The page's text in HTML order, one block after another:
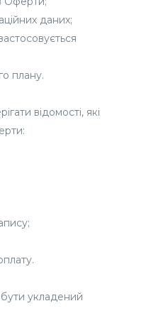
даних;
плану.
відомості, які
укладений